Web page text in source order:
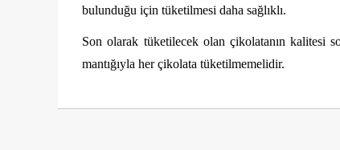
bulunduğu için tüketilmesi daha sağlıklı.
Son olarak tüketilecek olan çikolatanın kalitesi
mantığıyla her çikolata tüketilmemelidir.